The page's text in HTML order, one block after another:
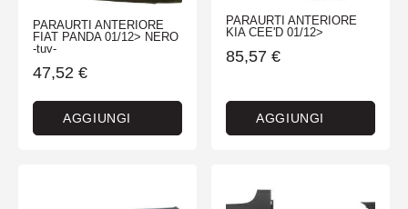
PARAURTI ANTERIORE
FIAT PANDA 01/12> NERO
-tuv-
47,52 €
AGGIUNGI
PARAURTI ANTERIORE
KIA CEE'D 01/12>
85,57 €
AGGIUNGI